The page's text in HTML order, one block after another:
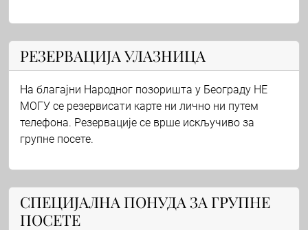
РЕЗЕРВАЦИЈА УЛАЗНИЦА
На благајни Народног позоришта у Београду НЕ
МОГУ се резервисати карте ни лично ни путем
телефона. Резервације се врше искључиво за
групне посете.
СПЕЦИЈАЛНА ПОНУДА ЗА ГРУПНЕ
ПОСЕТЕ